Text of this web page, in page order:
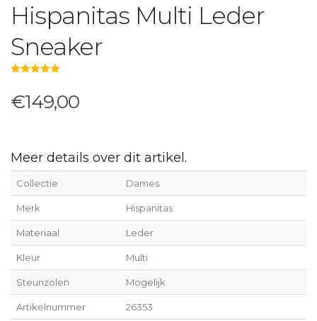
Hispanitas Multi Leder
Sneaker
€149,00
Meer details over dit artikel.
Collectie Dames
Merk Hispanitas
Materiaal Leder
Kleur Multi
Steunzolen Mogelijk
Artikelnummer 26353